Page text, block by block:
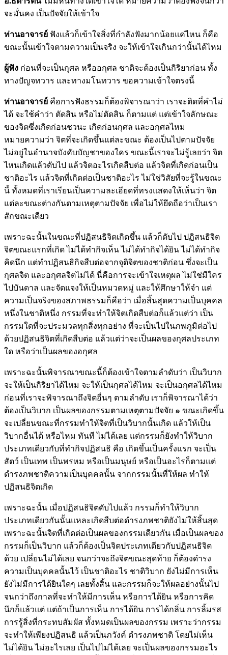
จะมั่นคง เป็นปัจจัยให้เข้าใจ
ท่านอาจารย์ ฟังแล้วก็เข้าใจสิ่งที่กำลังฟังมากน้อยแค่ไหน ก็คือ
ขณะนั้นเข้าใจตามความเป็นจริง จะให้เข้าใจเกินกว่านั้นได้ไหม
ผู้ฟัง ก่อนที่จะเป็นกุศล หรืออกุศล ชาติจะต้องเป็นกิริยาก่อน ทั้ง
ทางปัญจทวาร และทางมโนทวาร ขอความเข้าใจตรงนี้
ท่านอาจารย์ คือการฟังธรรมก็ต้องพิจารณาว่า เราจะติดที่คำไม่
ได้ จะใช้คำว่า ตัดสิน หรือไม่ตัดสิน ก็ตามแต่ แต่เข้าใจลักษณะ
ของจิตซึ่งเกิดก่อนชวนะ เกิดก่อนกุศล และอกุศลไหม
หมายความว่า จิตที่จะเกิดขึ้นแต่ละขณะ ต้องเป็นไปตามปัจจัย
ไม่อยู่ในอำนาจบังคับบัญชาของใคร ขณะนี้เราจะไม่รู้เลยว่า จิต
ไหนเกิดแล้วดับไป แล้วจิตอะไรเกิดสืบต่อ แล้วจิตที่เกิดก่อนเป็น
ชาติอะไร แล้วจิตที่เกิดต่อเป็นชาติอะไร ไม่ใช่วิสัยที่จะรู้ในขณะ
นี้ ทั้งหมดที่เราเรียนเป็นความละเอียดที่ทรงแสดงให้เห็นว่า จิต
แต่ละขณะต่างกันตามเหตุตามปัจจัย เพื่อไม่ให้ยึดถือว่าเป็นเรา
สักขณะเดียว
เพราะฉะนั้นในขณะที่ปฏิสนธิจิตเกิดขึ้น แล้วก็ดับไป ปฏิสนธิจิต
จิตขณะแรกที่เกิด ไม่ได้ทำกิจเห็น ไม่ได้ทำกิจได้ยิน ไม่ได้ทำกิจ
คิดนึก แต่ทำปฏิสนธิกิจสืบต่อจากจุติจิตของชาติก่อน ซึ่งจะเป็น
กุศลจิต และอกุศลจิตไม่ได้ นี่คือการจะเข้าใจเหตุผล ไม่ใช่มีใคร
ไปบันดาล และจัดแจงให้เป็นหมวดหมู่ และให้ศึกษาให้จำ แต่
ความเป็นจริงของสภาพธรรมก็คือว่า เมื่อสิ้นสุดความเป็นบุคคล
หนึ่งในชาติหนึ่ง กรรมที่จะทำให้จิตเกิดสืบต่อก็แล้วแต่ว่า เป็น
กรรมใดที่จะประมวลทุกสิ่งทุกอย่าง ที่จะเป็นไปในภพภูมิต่อไป
ด้วยปฏิสนธิจิตที่เกิดสืบต่อ แล้วแต่ว่าจะเป็นผลของกุศลประเภท
ใด หรือว่าเป็นผลของอกุศล
เพราะฉะนั้นพิจารณาขณะนี้ก็ต้องเข้าใจตามลำดับว่า เป็นวิบาก
จะให้เป็นกิริยาได้ไหม จะให้เป็นกุศลได้ไหม จะเป็นอกุศลได้ไหม
ก่อนที่เราจะพิจารณาถึงจิตอื่นๆ ตามลำดับ เราก็พิจารณาได้ว่า
ต้องเป็นวิบาก เป็นผลของกรรมตามเหตุตามปัจจัย ๑ ขณะเกิดขึ้น
จะเปลี่ยนขณะที่กรรมทำให้จิตที่เป็นวิบากนั้นเกิด แล้วให้เป็น
วิบากอื่นได้ หรือไหม ทันที ไม่ได้เลย แต่กรรมก็ยังทำให้วิบาก
ประเภทเดียวกับที่ทำกิจปฏิสนธิ คือ เกิดขึ้นเป็นครั้งแรก จะเป็น
สัตว์ เป็นเทพ เป็นพรหม หรือเป็นมนุษย์ หรือเป็นอะไรก็ตามแต่
ดำรงภพชาติความเป็นบุคคลนั้น จากกรรมนั้นที่ให้ผล ทำให้
ปฏิสนธิจิตเกิด
เพราะฉะนั้น เมื่อปฏิสนธิจิตดับไปแล้ว กรรมก็ทำให้วิบาก
ประเภทเดียวกันนั้นแหละเกิดสืบต่อดำรงภพชาติยังไม่ให้สิ้นสุด
เพราะฉะนั้นจิตที่เกิดต่อเป็นผลของกรรมเดียวกัน เมื่อเป็นผลของ
กรรมก็เป็นวิบาก แล้วก็ต้องเป็นจิตประเภทเดียวกับปฏิสนธิจิต
ด้วย เปลี่ยนไม่ได้เลย จนกว่าจะถึงจิตขณะสุดท้าย ก็ต้องดำรง
ความเป็นบุคคลนั้นไว้ เป็นชาติอะไร ชาติวิบาก ยังไม่มีการเห็น
ยังไม่มีการได้ยินใดๆ เลยทั้งสิ้น และกรรมก็จะให้ผลอย่างนั้นไป
จนกว่าถึงกาลที่จะทำให้มีการเห็น หรือการได้ยิน หรือการคิด
นึกก็แล้วแต่ แต่ถ้าเป็นการเห็น การได้ยิน การได้กลิ่น การลิ้มรส
การรู้สิ่งที่กระทบสัมผัส ทั้งหมดเป็นผลของกรรม เพราะว่ากรรม
จะทำให้เพียงปฏิสนธิ แล้วเป็นภวังค์ ดำรงภพชาติ โดยไม่เห็น
ไม่ได้ยิน ไม่อะไรเลย เป็นไปไม่ได้เลย จะเป็นผลของกรรมอะไร